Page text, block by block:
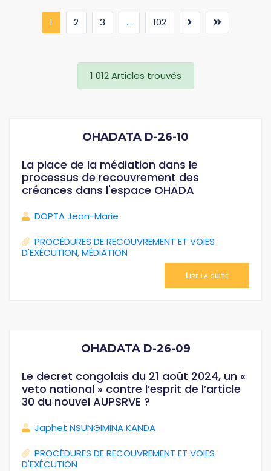
1 (current)
2 3 ... 102
1 012 Articles trouvés
OHADATA D-26-10
La place de la médiation dans le
processus de recouvrement des
créances dans l'espace OHADA
DOPTA Jean-Marie
PROCÉDURES DE RECOUVREMENT ET VOIES
D'EXÉCUTION,MÉDIATION
Lire la suite
OHADATA D-26-09
Le decret congolais du 21 août 2024, un «
veto national » contre l’esprit de l’article
30 du nouvel AUPSRVE ?
Japhet NSUNGIMINA KANDA
PROCÉDURES DE RECOUVREMENT ET VOIES
D'EXÉCUTION